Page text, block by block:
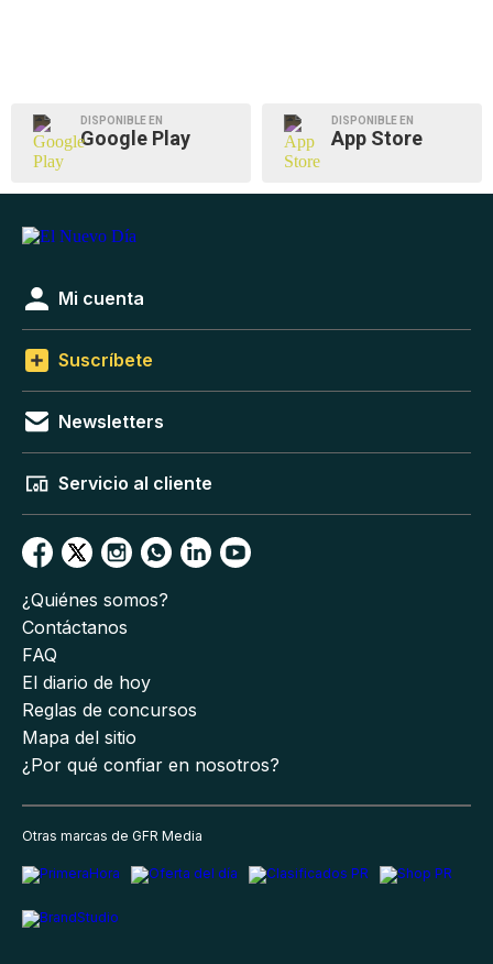
DISPONIBLE EN
Google Play
DISPONIBLE EN
App Store
Mi cuenta
Suscríbete
Newsletters
Servicio al cliente
¿Quiénes somos?
Contáctanos
FAQ
El diario de hoy
Reglas de concursos
Mapa del sitio
¿Por qué confiar en nosotros?
Otras marcas de GFR Media